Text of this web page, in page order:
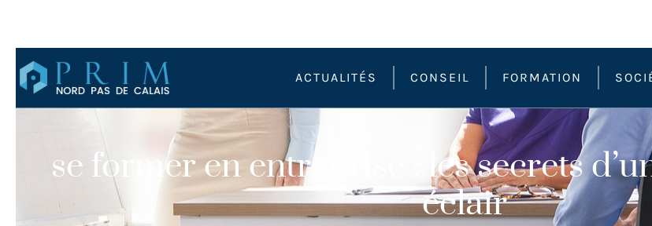
ACTUALITÉS CONSEIL FORMATION
se former en entreprise : les secrets
éclair